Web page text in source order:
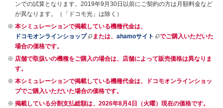
ンでの試算となります。2019年9月30日以前にご契約の方は月額料金など
が異なります。（「ドコモ光」は除く）
本シミュレーションで掲載している機種代金は、
ドコモオンラインショップ
または、ahamoサイト
でご購入いただいた
場合の価格です。
店舗で取扱いの機種をご購入の場合は、店舗によって販売価格は異なりま
す。
本シミュレーションで掲載している機種代金は、ドコモオンラインショッ
プでご購入いただいた場合の価格です。
掲載している分割支払総額は、2026年8月4日（火曜）現在の価格です。